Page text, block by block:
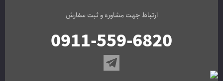
ارتباط جهت مشاوره و ثبت سفارش
0911-559-6820